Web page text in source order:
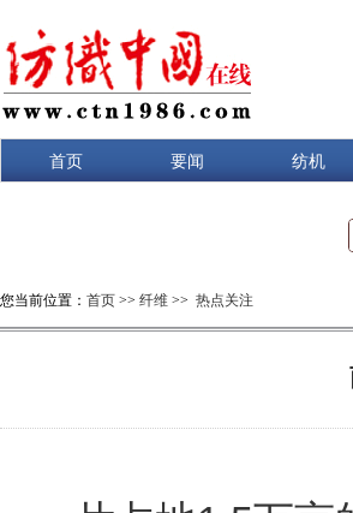
首页 要闻 纺机
您当前位置： 首页 >> 纤维 >> 热点关注